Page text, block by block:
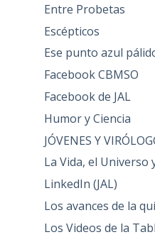
Entre Probetas
Escépticos
Ese punto azul
Facebook CBMSO
Facebook de JAL
Humor y Ciencia
JÓVENES Y
La Vida, el Universo
LinkedIn (JAL)
Los avances de la
Los Videos de la